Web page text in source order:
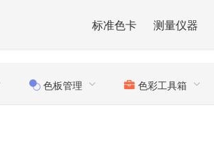
标准色卡 测量仪器
色板管理 色彩工具箱